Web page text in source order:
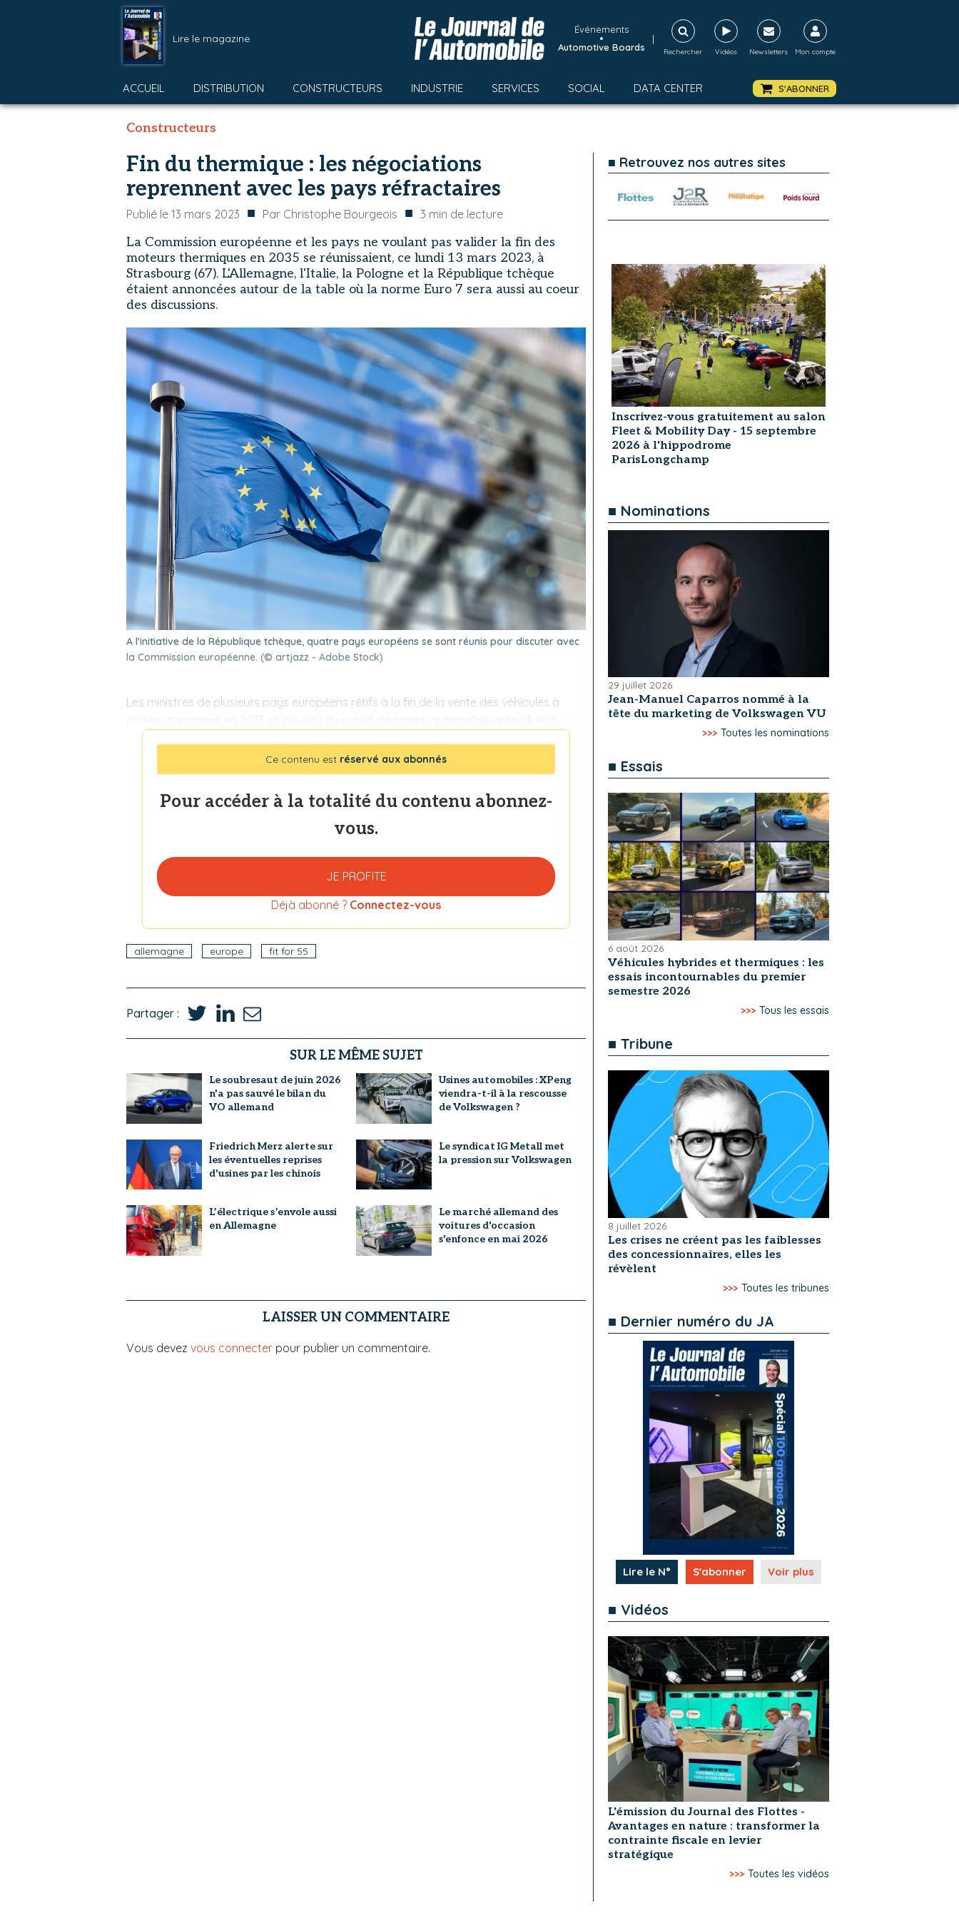
Lire le magazine
Événements
•
Automotive Boards
|
Rechercher Vidéos Newsletters Mon compte
ACCUEIL DISTRIBUTION CONSTRUCTEURS INDUSTRIE SERVICES SOCIAL DATA CENTER S'ABONNER
Constructeurs
Fin du thermique : les négociations
reprennent avec les pays réfractaires
Publié le 13 mars 2023 ■ Par Christophe Bourgeois ■ 3 min de lecture
La Commission européenne et les pays ne voulant pas valider la fin des
moteurs thermiques en 2035 se réunissaient, ce lundi 13 mars 2023, à
Strasbourg (67). L'Allemagne, l'Italie, la Pologne et la République tchèque
étaient annoncées autour de la table où la norme Euro 7 sera aussi au coeur
des discussions.
A l'initiative de la République tchèque, quatre pays européens se sont réunis pour discuter avec
la Commission européenne. (© artjazz - Adobe Stock)
Les ministres de plusieurs pays européens rétifs à la fin de la vente des véhicules à
moteur thermique en 2035 et inquiets du projet de norme automobile antipollution
Ce contenu est réservé aux abonnés
Pour accéder à la totalité du contenu abonnez-
vous.
JE PROFITE
Déjà abonné ? Connectez-vous
allemagne europe fit for 55
Partager :
SUR LE MÊME SUJET
Le soubresaut de juin 2026
n'a pas sauvé le bilan du
VO allemand
Usines automobiles : XPeng
viendra-t-il à la rescousse
de Volkswagen ?
Friedrich Merz alerte sur
les éventuelles reprises
d'usines par les chinois
Le syndicat IG Metall met
la pression sur Volkswagen
L’électrique s’envole aussi
en Allemagne
Le marché allemand des
voitures d'occasion
s'enfonce en mai 2026
LAISSER UN COMMENTAIRE
Vous devez vous connecter pour publier un commentaire.
■ Retrouvez nos autres sites
Inscrivez-vous gratuitement au salon
Fleet & Mobility Day - 15 septembre
2026 à l'hippodrome
ParisLongchamp
■ Nominations
29 juillet 2026
Jean-Manuel Caparros nommé à la
tête du marketing de Volkswagen VU
>>> Toutes les nominations
■ Essais
6 août 2026
Véhicules hybrides et thermiques : les
essais incontournables du premier
semestre 2026
>>> Tous les essais
■ Tribune
8 juillet 2026
Les crises ne créent pas les faiblesses
des concessionnaires, elles les
révèlent
>>> Toutes les tribunes
■ Dernier numéro du JA
Lire le N° S'abonner Voir plus
■ Vidéos
L'émission du Journal des Flottes -
Avantages en nature : transformer la
contrainte fiscale en levier
stratégique
>>> Toutes les vidéos